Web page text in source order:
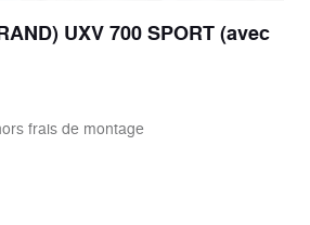
UXV 700 SPORT (avec
frais de montage